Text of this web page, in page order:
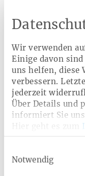
Wir verwenden
Einige davon
uns helfen, diese
verbessern.
jederzeit
Über Details und
informiert Sie
Notwendig
nach der OP
Schmerzen stärker
Nach dem
Dank moderner
nach einer
folgenden Tipps
fördern und
Schwellungen